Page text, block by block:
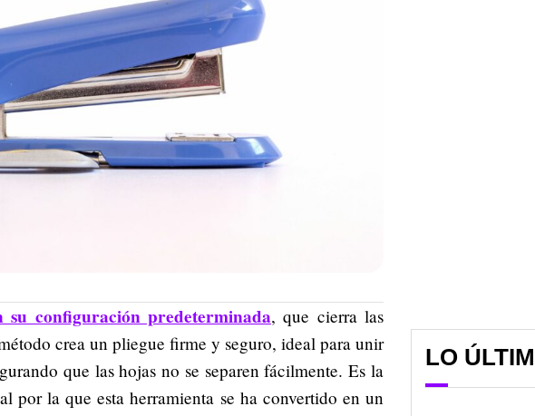
configuración predeterminada, que cierra las
crea un pliegue firme y seguro, ideal para unir
que las hojas no se separen fácilmente. Es la
por la que esta herramienta se ha convertido en un
LO